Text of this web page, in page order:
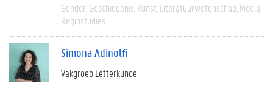
Gender Geschiedenis Kunst Literatuurwetenschap Media
Regiostudies
Simona Adinolfi
Vakgroep Letterkunde